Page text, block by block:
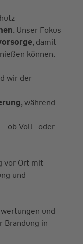
. Unser Fokus
, damit
können.
wir der
, während
– ob Voll- oder
vor Ort mit
und
und
Brandung in